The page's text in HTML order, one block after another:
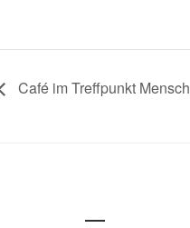
Café im Treffpunkt Mensch